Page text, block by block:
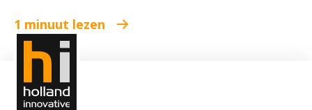
1 minuut lezen